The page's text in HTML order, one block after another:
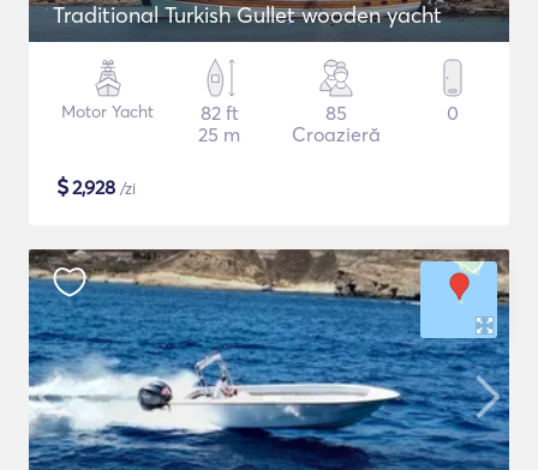
Traditional Turkish Gullet wooden yacht
Motor Yacht
82 ft
25 m
85
Croazieră
0
$2,928 /zi